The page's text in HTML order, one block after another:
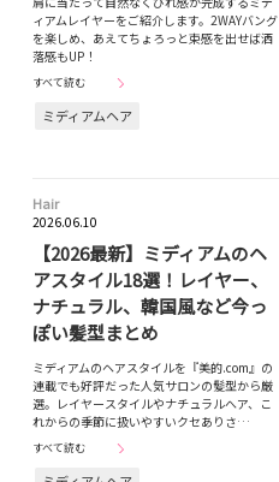
ィアムレイヤーをご紹介します。2WAYバング
を楽しめ、あえてちょろっと束感を出せば洒
落感もUP！
すべて読む
ミディアムヘア
Hair
2026.06.10
【2026最新】ミディアムのヘ
アスタイル18選！レイヤー、
ナチュラル、韓国風など今っ
ぽい髪型まとめ
ミディアムのヘアスタイルを『美的.com』の
連載でも好評だった人気サロンの髪型から厳
選。レイヤースタイルやナチュラルへア、こ
れからの季節に扱いやすいクセありさ…
すべて読む